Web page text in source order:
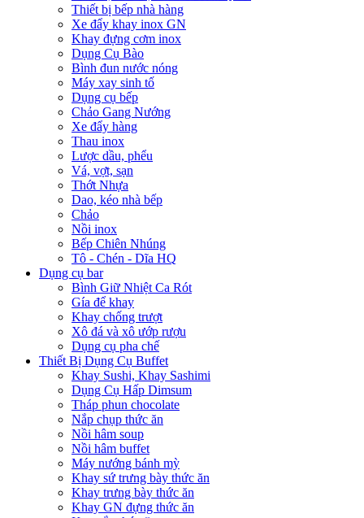
Thiết bị bếp nhà hàng
Xe đẩy khay inox GN
Khay đựng cơm inox
Dụng Cụ Bào
Bình đun nước nóng
Máy xay sinh tố
Dụng cụ bếp
Chảo Gang Nướng
Xe đẩy hàng
Thau inox
Lược dầu, phểu
Vá, vợt, sạn
Thớt Nhựa
Dao, kéo nhà bếp
Chảo
Nồi inox
Bếp Chiên Nhúng
Tô - Chén - Dĩa HQ
Dụng cụ bar
Bình Giữ Nhiệt Ca Rót
Gía để khay
Khay chống trượt
Xô đá và xô ướp rượu
Dụng cụ pha chế
Thiết Bị Dụng Cụ Buffet
Khay Sushi, Khay Sashimi
Dụng Cụ Hấp Dimsum
Tháp phun chocolate
Nắp chụp thức ăn
Nồi hâm soup
Nồi hâm buffet
Máy nướng bánh mỳ
Khay sứ trưng bày thức ăn
Khay trưng bày thức ăn
Khay GN đựng thức ăn